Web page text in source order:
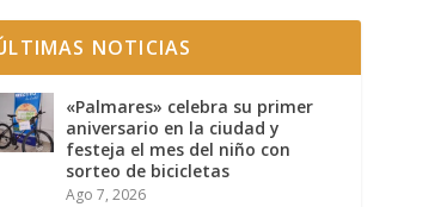
NOTICIAS
«Palmares» celebra su primer
aniversario en la ciudad y
festeja el mes del niño con
sorteo de bicicletas
Ago 7, 2026